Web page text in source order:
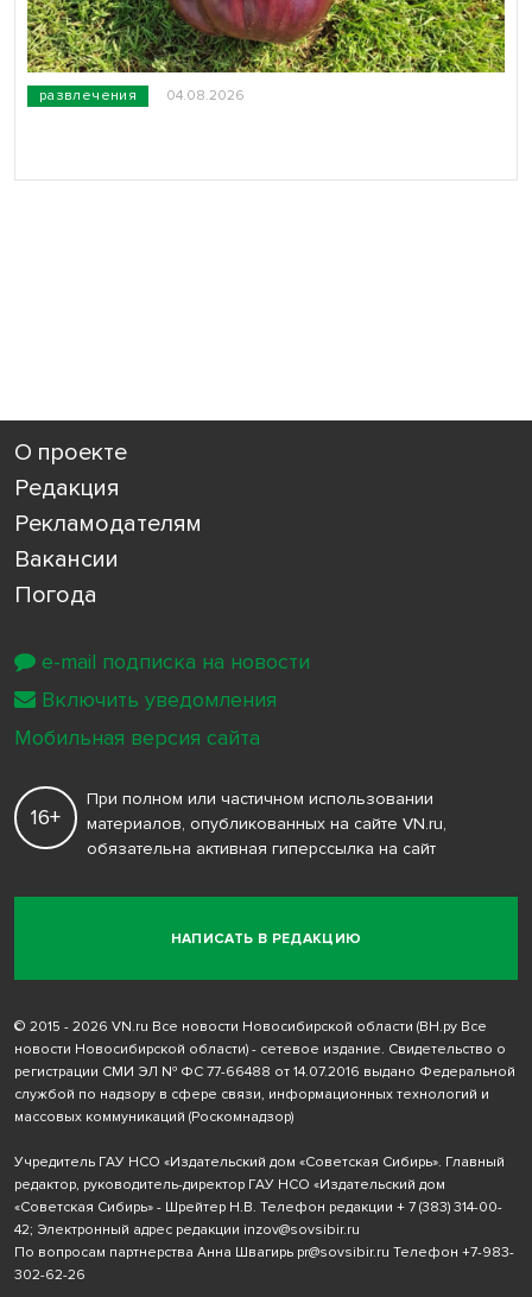
развлечения 04.08.2026
О проекте
Редакция
Рекламодателям
Вакансии
Погода
НАПИСАТЬ В РЕДАКЦИЮ
16+
При полном или частичном использовании
материалов, опубликованных на сайте VN.ru,
обязательна активная гиперссылка на сайт
© 2015 - 2026 VN.ru Все новости Новосибирской области (ВН.ру Все
новости Новосибирской области) - сетевое издание. Свидетельство о
регистрации СМИ ЭЛ № ФС 77-66488 от 14.07.2016 выдано Федеральной
службой по надзору в сфере связи, информационных технологий и
массовых коммуникаций (Роскомнадзор)
Учредитель ГАУ НСО «Издательский дом «Советская Сибирь». Главный
редактор, руководитель-директор ГАУ НСО «Издательский дом
«Советская Сибирь» - Шрейтер Н.В. Телефон редакции + 7 (383) 314-00-
42; Электронный адрес редакции inzov@sovsibir.ru
По вопросам партнерства Анна Швагирь pr@sovsibir.ru Телефон +7-983-
302-62-26
e-mail подписка на новости
Включить уведомления
Мобильная версия сайта